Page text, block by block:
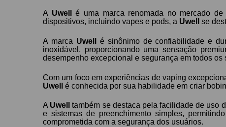
A Uwell
é uma marca renomada no mercado
dispositivos, incluindo vapes e pods, a Uwell se
A marca Uwell
é sinônimo de confiabilidade e
inoxidável, proporcionando uma sensação
desempenho excepcional e segurança em todos os
Com um foco em experiências de vaping
Uwell
é conhecida por sua habilidade em criar
A Uwell
também se destaca pela facilidade de uso
e sistemas de preenchimento simples,
comprometida com a segurança dos usuários.